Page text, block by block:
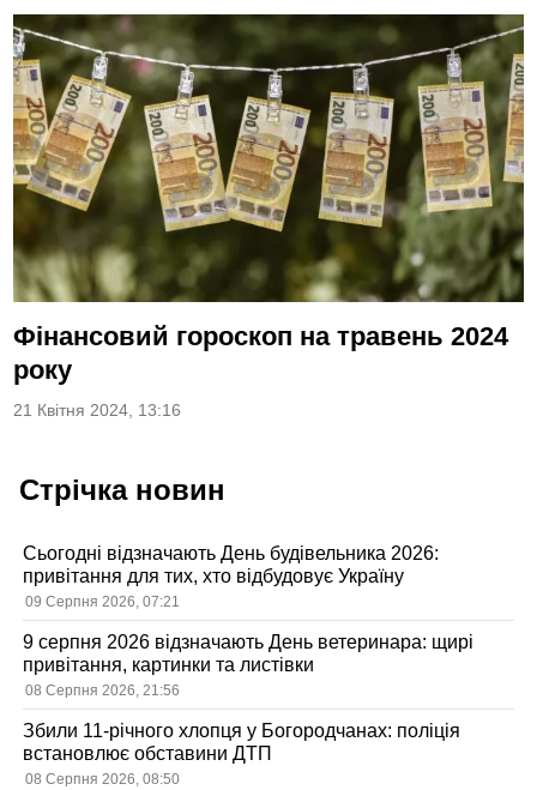
Фінансовий гороскоп на травень 2024
року
21 Квітня 2024, 13:16
Стрічка новин
Сьогодні відзначають День будівельника 2026:
привітання для тих, хто відбудовує Україну
09 Серпня 2026, 07:21
9 серпня 2026 відзначають День ветеринара: щирі
привітання, картинки та листівки
08 Серпня 2026, 21:56
Збили 11-річного хлопця у Богородчанах: поліція
встановлює обставини ДТП
08 Серпня 2026, 08:50